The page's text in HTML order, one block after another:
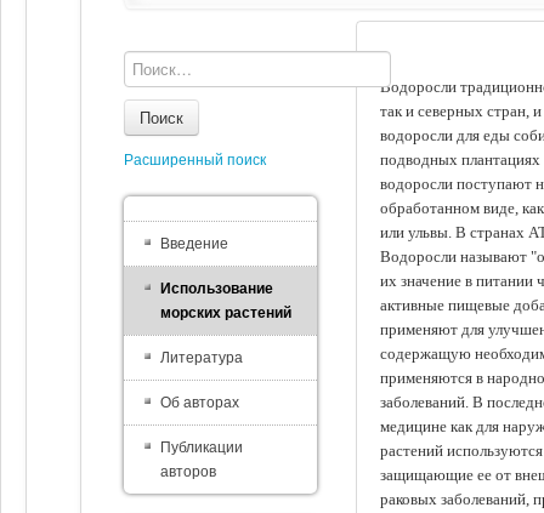
Водоросли
так и северных стран,
водоросли для еды
подводных
водоросли поступают
обработанном виде,
или ульвы. В странах
Водоросли называют
их значение в питании
активные пищевые
применяют для
содержащую
применяются в
заболеваний. В
медицине как для
растений
защищающие ее от
раковых заболеваний,
Поиск
Расширенный поиск
Введение
Использование
морских растений
Литература
Об авторах
Публикации
авторов